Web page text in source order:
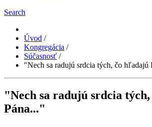
Search
Úvod /
Kongregácia /
Súčasnosť /
"Nech sa radujú srdcia tých, čo hľadajú
"Nech sa radujú srdcia
Pána..."